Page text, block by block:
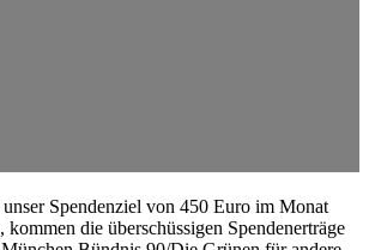
Spendenziel von 450 Euro im Monat
kommen die überschüssigen Spendenerträge